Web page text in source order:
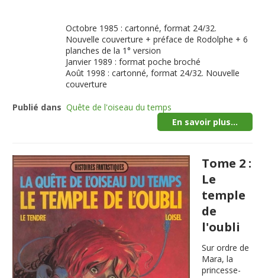
Octobre 1985 : cartonné, format 24/32.
Nouvelle couverture + préface de Rodolphe + 6
planches de la 1° version
Janvier 1989 : format poche broché
Août 1998 : cartonné, format 24/32. Nouvelle
couverture
Publié dans Quête de l'oiseau du temps
En savoir plus...
Tome 2 :
Le
temple
de
l'oubli
Sur ordre de
Mara, la
princesse-